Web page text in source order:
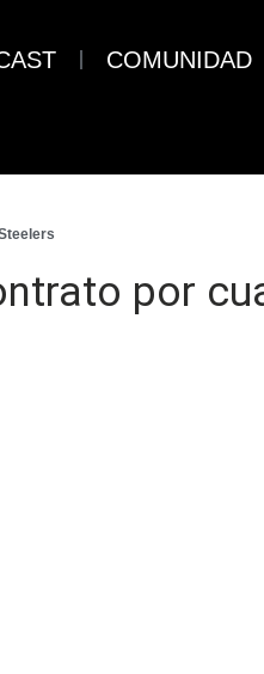
COMUNIDAD
por